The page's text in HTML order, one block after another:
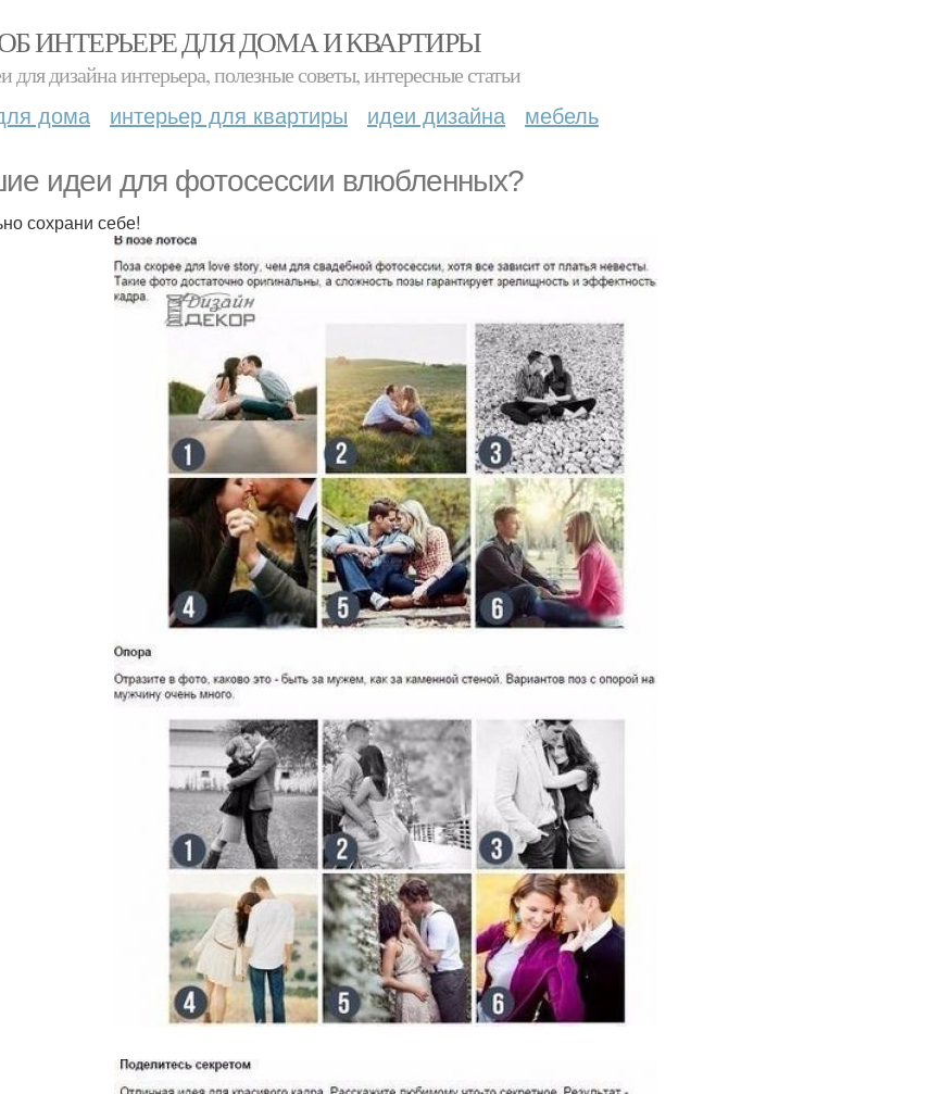
ИНТЕРЬЕРЕ ДЛЯ ДОМА И КВАРТИРЫ
для дизайна интерьера, полезные советы, интересные статьи
дома интерьер для квартиры идеи дизайна мебель
идеи для фотосессии влюбленных?
сохрани себе!